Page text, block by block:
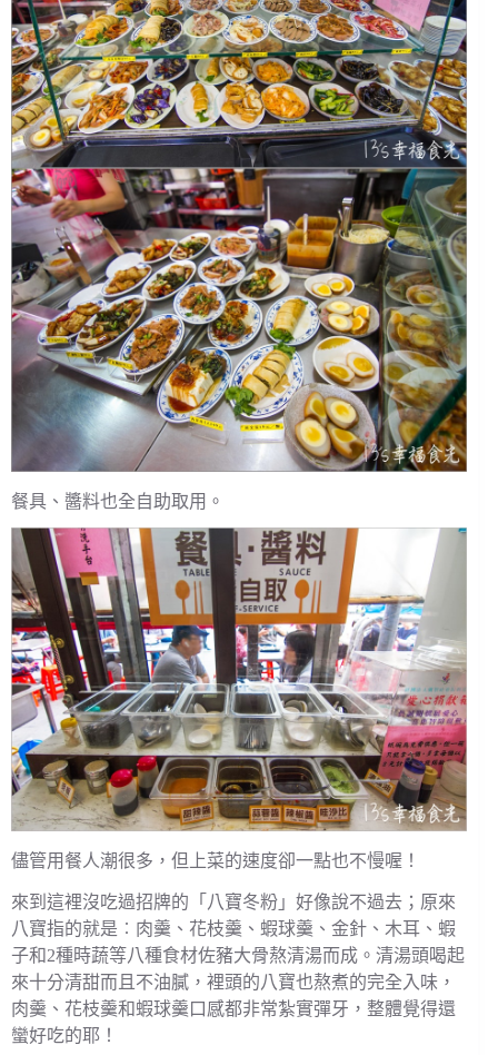
餐具、醬料也全自助取用。
儘管用餐人潮很多，但上菜的速度卻一點也不慢喔！
來到這裡沒吃過招牌的「八寶冬粉」好像說不過去；原來
八寶指的就是︰肉羹、花枝羹、蝦球羹、金針、木耳、蝦
子和2種時蔬等八種食材佐豬大骨熬清湯而成。清湯頭喝起
來十分清甜而且不油膩，裡頭的八寶也熬煮的完全入味，
肉羹、花枝羹和蝦球羹口感都非常紮實彈牙，整體覺得還
蠻好吃的耶！